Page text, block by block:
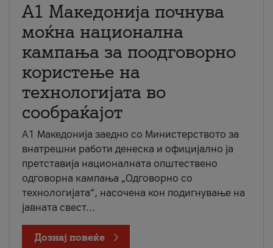
A1 Македонија почнува
моќна национална
кампања за поодговорно
користење на
технологијата во
сообраќајот
A1 Македонија заедно со Министерството за
внатрешни работи денеска и официјално ја
претставија националната општествено
одговорна кампања „Одговорно со
технологијата“, насочена кон подигнување на
јавната свест...
Дознај повеќе